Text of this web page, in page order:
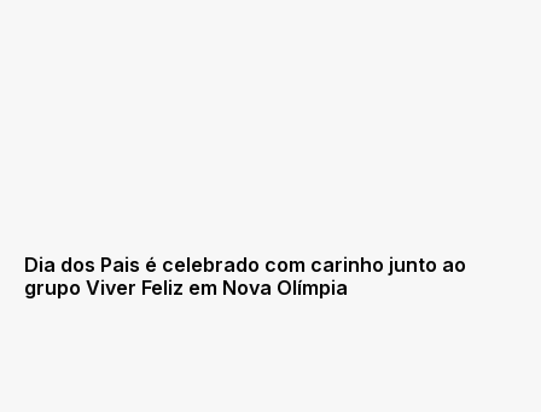
Dia dos Pais é celebrado com carinho junto ao
grupo Viver Feliz em Nova Olímpia